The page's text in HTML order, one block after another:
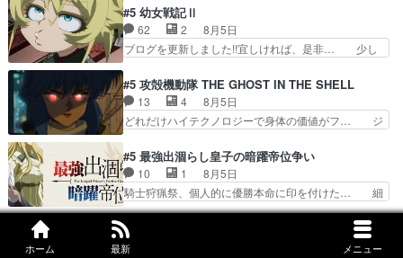
ホーム 最新 メニュー
構エグいことするよな… ねぇ猫耳ガール、敵の根
城に乗り込む事を同… 世もや替えが利くと復活P
とは？！もう来週…
んじゃないですか。魔物の群を発見した… アマプ
ラにて視聴終わり！サーベルボア討伐… を言い訳
にしたくないものですねwボア狩り… 先生として
のベリルが好きだけど、今回みた… 4人だけでサ
ーベルボアが暴れてると聞い… ちょっと年齢の事
を言いすぎとゆーか言い訳… ベリルの母もやはり
只者じゃなかったかベリ…
#5 幼女戦記Ⅱ
62 2
8月5日
ブログを更新しました!!宜しければ、是非… 少し
ゥーアの唯一の手駒が強すぎる笑あお… 私にとっ
て完全にご褒美回ゼー様の葉巻シー… やはりター
ニャが後方指揮だと展開に迫力が… “貧乏籤百連
無料ガチャ”100連でも1回… 2期入ってから地味
ばならぬ」って言葉に… ゼートゥーア左遷によっ
て参謀本部の連携が… 緊張感ある戦闘描写とギャ
グ今週の『有能な…
#5 攻殻機動隊 THE GHOST IN THE SHELL
13 4
8月5日
どれだけハイテクノロジーで身体の価値がフ… ジ
コマだいぶ理性持ち始めた。この世界の… 原作読
んだのもう何年も前なのに、覚えてる… コイルの
汚職を突き止めるべくバトーの指導… やまとん1
号はどこの部分で使うのだろう？… 日本とロシア
が絡む政治の話かつ色々な用語… 第５話を
primevideoで視聴しまし… 前回同様『イノセン
ス』を含む押井・神山版… 第５話「EPISODEラ
#5 最強出涸らし皇子の暗躍帝位争い
10 1
8月5日
騎士狩猟祭、個人的に優勝本命に印を付けた… 細
かい設定を考えるのが面倒な時は古代魔法… エル
ナがチートすぎる笑アルは最初から自分… プラネ
ット・ウィズ展開アツいな「騎士狩猟… 麦茶どこ
#5 対ありでした。～お嬢さまは格闘ゲームなんてし